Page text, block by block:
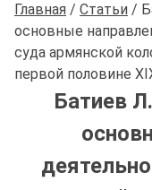
Главная / Статьи /
основные
суда армянской
первой половине
Батиев